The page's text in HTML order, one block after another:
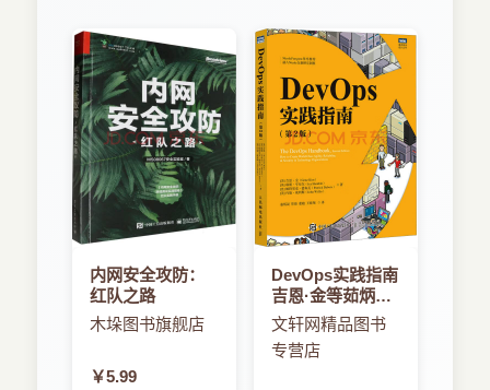
内网安全攻防：
红队之路
木垛图书旗舰店
￥5.99
DevOps实践指南
吉恩·金等茹炳晟
等译书籍
文轩网精品图书
专营店